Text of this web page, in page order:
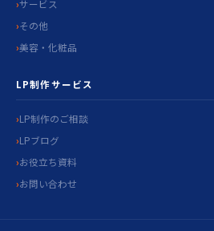
サービス
その他
美容・化粧品
LP制作サービス
LP制作のご相談
LPブログ
お役立ち資料
お問い合わせ